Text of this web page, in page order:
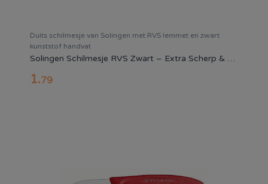
Duits schilmesje van Solingen met RVS lemmet en zwart
kunststof handvat
Solingen Schilmesje RVS Zwart – Extra Scherp & Duurzaam
1.79